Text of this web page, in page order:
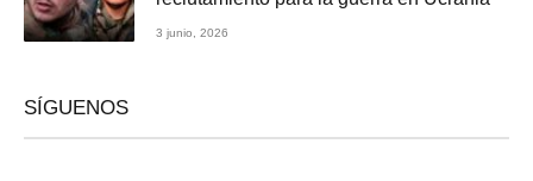
3 junio, 2026
SÍGUENOS